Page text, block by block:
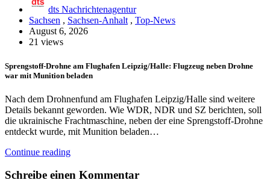
dts Nachrichtenagentur
Sachsen , Sachsen-Anhalt, Top-News
August 6, 2026
21 views
Sprengstoff-Drohne am Flughafen Leipzig/Halle: Flugzeug neben Drohne
war mit Munition beladen
Nach dem Drohnenfund am Flughafen Leipzig/Halle sind weitere
Details bekannt geworden. Wie WDR, NDR und SZ berichten, soll
die ukrainische Frachtmaschine, neben der eine Sprengstoff-Drohne
entdeckt wurde, mit Munition beladen…
Continue reading
Schreibe einen Kommentar